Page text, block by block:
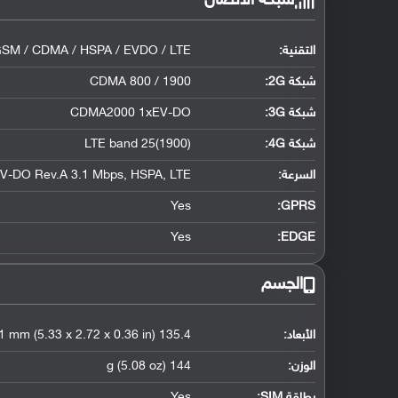
التقنية: / CDMA / HSPA / EVDO / LTE
شبكة 2G: CDMA 800 / 1900
شبكة 3G :
CDMA2000 1xEV-DO
شبكة 4G :
LTE band 25(1900)
السرعة: DO Rev.A 3.1 Mbps, HSPA, LTE
GPRS:
Yes
EDGE:
Yes
الجسم
الأبعاد: 135.4 x 69.1 x 9.1 mm (5.33 x 2.72 x 0.36 in)
الوزن: 144 g (5.08 oz)